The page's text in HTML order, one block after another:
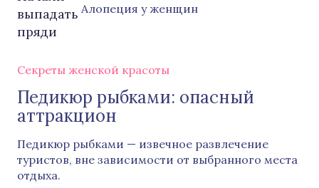
Алопеция у женщин
Секреты женской красоты
Педикюр рыбками: опасный
аттракцион
Педикюр рыбками — извечное развлечение
туристов, вне зависимости от выбранного места
отдыха.